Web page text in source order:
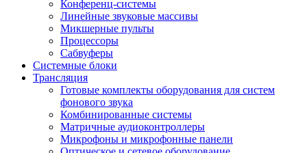
Конференц-системы
Линейные звуковые массивы
Микшерные пульты
Процессоры
Сабвуферы
Системные блоки
Трансляция
Готовые комплекты оборудования для систем
фонового звука
Комбинированные системы
Матричные аудиоконтроллеры
Микрофоны и микрофонные панели